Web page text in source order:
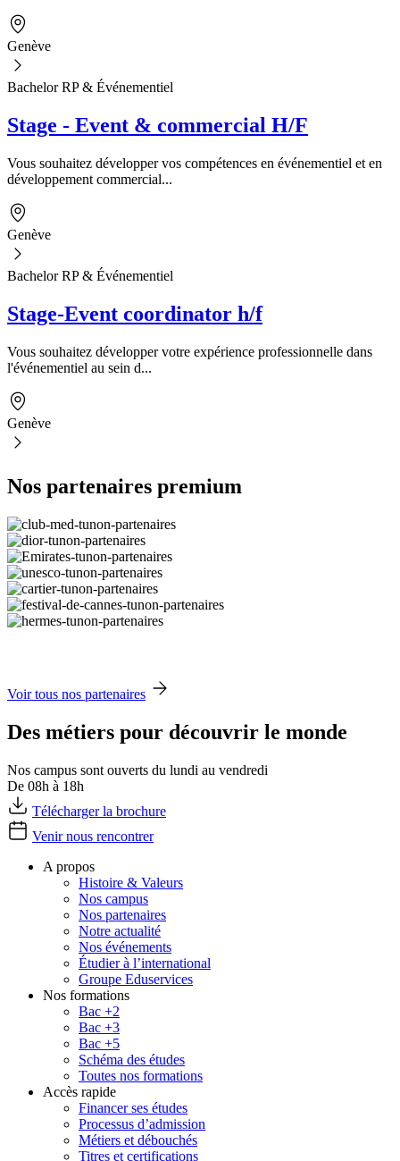
Genève
Bachelor RP & Événementiel
Stage - Event & commercial H/F
Vous souhaitez développer vos compétences en événementiel et en
développement commercial...
Genève
Bachelor RP & Événementiel
Stage-Event coordinator h/f
Vous souhaitez développer votre expérience professionnelle dans
l'événementiel au sein d...
Genève
Nos partenaires premium
Voir tous nos partenaires
Des métiers pour découvrir le monde
Nos campus sont ouverts du lundi au vendredi
De 08h à 18h
Télécharger la brochure
Venir nous rencontrer
A propos
Histoire & Valeurs
Nos campus
Nos partenaires
Notre actualité
Nos événements
Étudier à l’international
Groupe Eduservices
Nos formations
Bac +2
Bac +3
Bac +5
Schéma des études
Toutes nos formations
Accès rapide
Financer ses études
Processus d’admission
Métiers et débouchés
Titres et certifications